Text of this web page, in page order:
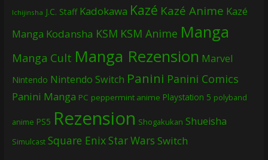
Ichijinsha J.C. Staff Kadokawa Kazé Kazé Anime Kazé
Manga Kodansha KSM KSM Anime Manga
Manga Cult Manga Rezension Marvel
Nintendo Nintendo Switch Panini Panini Comics
Panini Manga PC peppermint anime Playstation 5 polyband
anime PS5 Rezension Shogakukan Shueisha
Simulcast Square EnixStar Wars Switch